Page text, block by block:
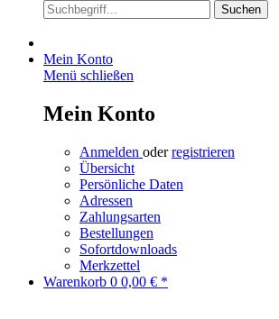
Suchen
Mein Konto
Menü schließen
Mein Konto
Anmelden oderregistrieren
Übersicht
Persönliche Daten
Adressen
Zahlungsarten
Bestellungen
Sofortdownloads
Merkzettel
Warenkorb 0 0,00 € *